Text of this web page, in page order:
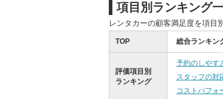
項目別ランキング
レンタカーの顧客満足度を項目
TOP 総合ランキン
評価項目別
ランキング
予約のしやす
スタッフの対
コストパフォ